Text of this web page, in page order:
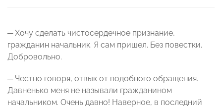
─ Хочу сделать чистосердечное признание,
гражданин начальник. Я сам пришел. Без повестки.
Добровольно.
─ Честно говоря, отвык от подобного обращения.
Давненько меня не называли гражданином
начальником. Очень давно! Наверное, в последний